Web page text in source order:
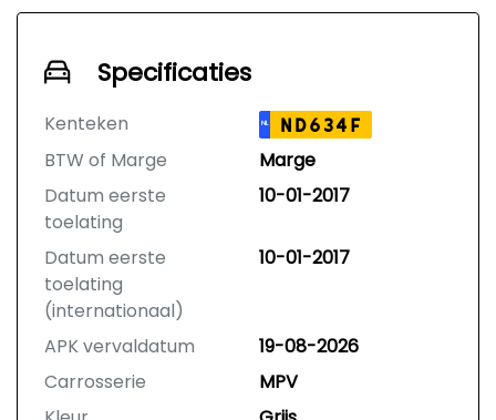
Specificaties
Kenteken NL ND634F
BTW of Marge
Marge
Datum eerste
toelating
10-01-2017
Datum eerste
toelating
(internationaal)
10-01-2017
APK vervaldatum
19-08-2026
Carrosserie
MPV